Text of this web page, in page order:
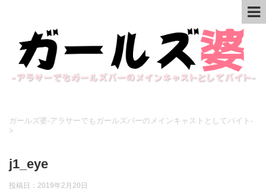
ガールズ婆-アラサーでもガールズバーのメインキャストとしてバイト-
>
j1_eye
投稿日： 2019年2月20日